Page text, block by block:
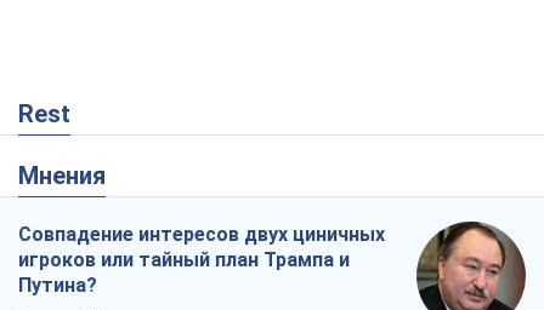
Rest
Мнения
Совпадение интересов двух циничных
игроков или тайный план Трампа и
Путина?